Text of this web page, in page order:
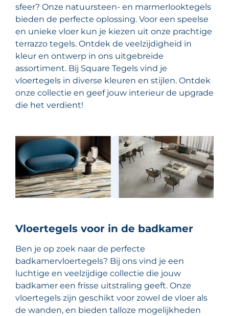
sfeer? Onze natuursteen- en marmerlooktegels
bieden de perfecte oplossing. Voor een speelse
en unieke vloer kun je kiezen uit onze prachtige
terrazzo tegels. Ontdek de veelzijdigheid in
kleur en ontwerp in ons uitgebreide
assortiment. Bij Square Tegels vind je
vloertegels in diverse kleuren en stijlen. Ontdek
onze collectie en geef jouw interieur de upgrade
die het verdient!
Vloertegels voor in de badkamer
Ben je op zoek naar de perfecte
badkamervloertegels? Bij ons vind je een
luchtige en veelzijdige collectie die jouw
badkamer een frisse uitstraling geeft. Onze
vloertegels zijn geschikt voor zowel de vloer als
de wanden, en bieden talloze mogelijkheden